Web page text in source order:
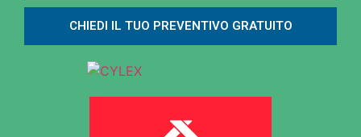
CHIEDI IL TUO PREVENTIVO GRATUITO